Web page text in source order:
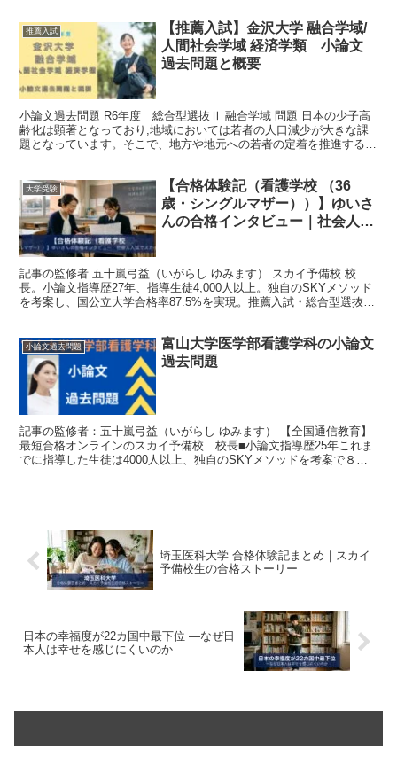
推薦入試
【推薦入試】金沢大学 融合学域/
人間社会学域 経済学類 小論文
過去問題と概要
小論文過去問題 R6年度 総合型選抜Ⅱ 融合学域 問題 日本の少子高
齢化は顕著となっており,地域においては若者の人口減少が大きな課
題となっています。そこで、地方や地元への若者の定着を推進する際
大学受験
【合格体験記（看護学校 （36
歳・シングルマザー））】ゆいさ
んの合格インタビュー｜社会人入
記事の監修者 五十嵐弓益（いがらし ゆみます） スカイ予備校 校
長。小論文指導歴27年、指導生徒4,000人以上。独自のSKYメソッド
を考案し、国公立大学合格率87.5%を実現。推薦入試・総合型選抜の
小論文過去問題
富山大学医学部看護学科の小論文
過去問題
記事の監修者：五十嵐弓益（いがらし ゆみます） 【全国通信教育】
最短合格オンラインのスカイ予備校 校長■小論文指導歴25年これま
でに指導した生徒は4000人以上、独自のSKYメソッドを考案で８割
埼玉医科大学 合格体験記まとめ｜スカイ
予備校生の合格ストーリー
日本の幸福度が22カ国中最下位 ―なぜ日
本人は幸せを感じにくいのか